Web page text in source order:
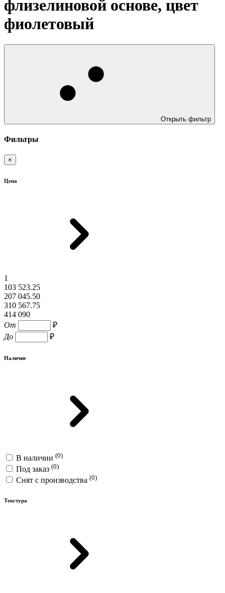
флизелиновой основе, цвет
фиолетовый
Открыть фильтр
Фильтры
×
Цена
1
103 523.25
207 045.50
310 567.75
414 090
От
₽
До
₽
Наличие
В наличии (0)
Под заказ (0)
Снят с производства (0)
Текстура